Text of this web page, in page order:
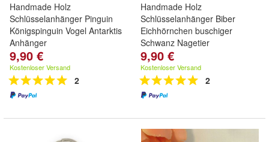
Handmade Holz
Schlüsselanhänger Pinguin
Königspinguin Vogel Antarktis
Anhänger
9,90 €
Kostenloser Versand
2
Handmade Holz
Schlüsselanhänger Biber
Eichhörnchen buschiger
Schwanz Nagetier
9,90 €
Kostenloser Versand
2